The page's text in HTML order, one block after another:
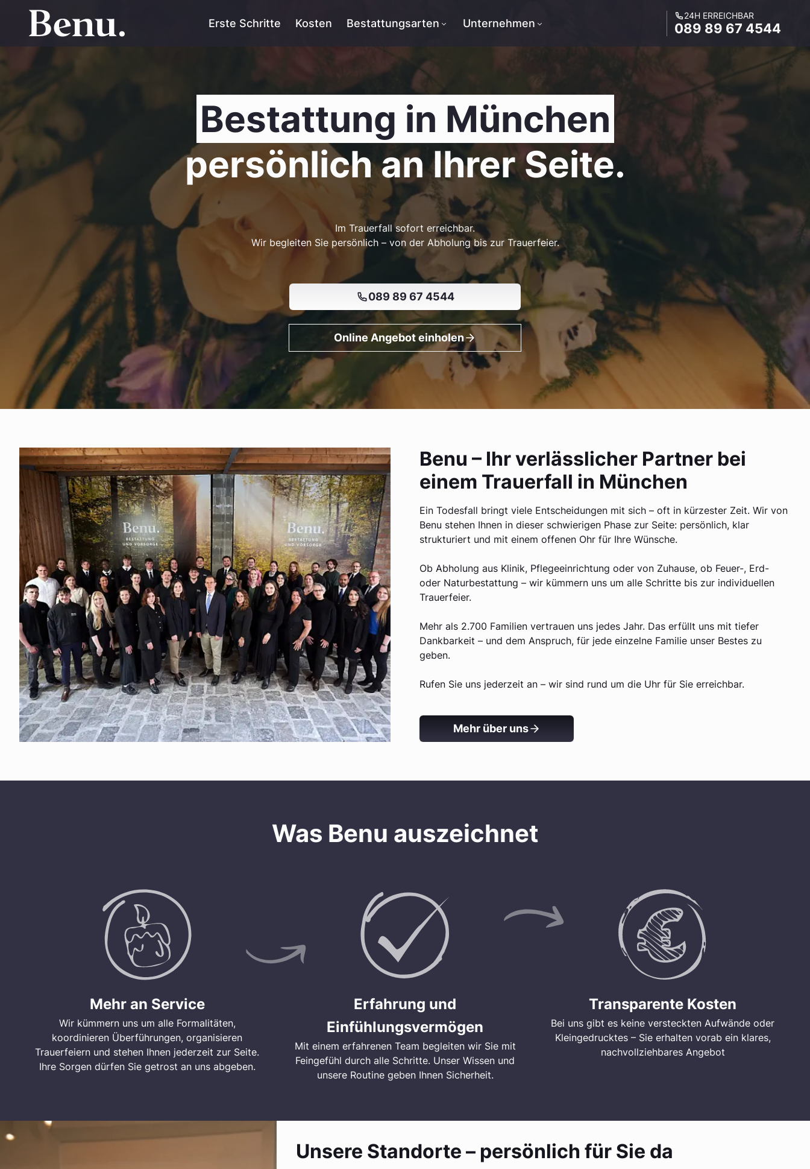
Erste Schritte Kosten Bestattungsarten Unternehmen
24H ERREICHBAR
089 89 67 4544
Bestattung in München
persönlich an Ihrer Seite.
Im Trauerfall sofort erreichbar.
Wir begleiten Sie persönlich – von der Abholung bis zur Trauerfeier.
089 89 67 4544
Online Angebot einholen
Benu – Ihr verlässlicher Partner bei
einem Trauerfall in München
Ein Todesfall bringt viele Entscheidungen mit sich – oft in kürzester Zeit. Wir von
Benu stehen Ihnen in dieser schwierigen Phase zur Seite: persönlich, klar
strukturiert und mit einem offenen Ohr für Ihre Wünsche.
Ob Abholung aus Klinik, Pflegeeinrichtung oder von Zuhause, ob Feuer-, Erd-
oder Naturbestattung – wir kümmern uns um alle Schritte bis zur individuellen
Trauerfeier.
Mehr als 2.700 Familien vertrauen uns jedes Jahr. Das erfüllt uns mit tiefer
Dankbarkeit – und dem Anspruch, für jede einzelne Familie unser Bestes zu
geben.
Rufen Sie uns jederzeit an – wir sind rund um die Uhr für Sie erreichbar.
Mehr über uns
Was Benu auszeichnet
Mehr an Service
Wir kümmern uns um alle Formalitäten,
koordinieren Überführungen, organisieren
Trauerfeiern und stehen Ihnen jederzeit zur Seite.
Ihre Sorgen dürfen Sie getrost an uns abgeben.
Erfahrung und
Einfühlungsvermögen
Mit einem erfahrenen Team begleiten wir Sie mit
Feingefühl durch alle Schritte. Unser Wissen und
unsere Routine geben Ihnen Sicherheit.
Transparente Kosten
Bei uns gibt es keine versteckten Aufwände oder
Kleingedrucktes – Sie erhalten vorab ein klares,
nachvollziehbares Angebot
Unsere Standorte – persönlich für Sie da